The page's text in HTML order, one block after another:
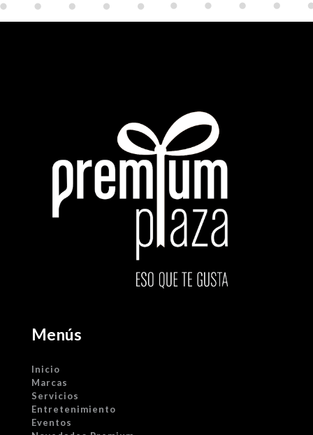
Menús
Inicio
Marcas
Servicios
Entretenimiento
Eventos